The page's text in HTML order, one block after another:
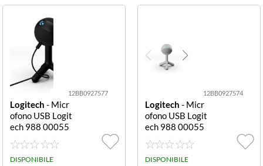
12BB0927577
Logitech - Micr
ofono USB Logit
ech 988 00055
1 YETI Orb RGB
Lightsync Black
Orb RGB Lights
DISPONIBILE
12BB0927574
Logitech - Micr
ofono USB Logit
ech 988 00055
8 YETI Orb RGB
Lightsync Off w
hite Orb RGB Li
DISPONIBILE